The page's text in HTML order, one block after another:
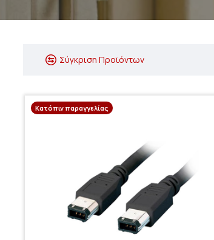
Σύγκριση Προϊόντων
Κατόπιν παραγγελίας